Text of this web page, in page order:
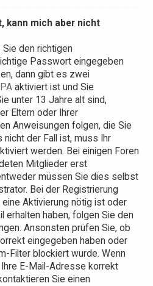
kann mich aber nicht
den richtigen
Passwort eingegeben
dann gibt es zwei
aktiviert ist und Sie
unter 13 Jahre alt sind,
Eltern oder Ihrer
Anweisungen folgen, die Sie
nicht der Fall ist, muss Ihr
werden. Bei einigen Foren
Mitglieder erst
müssen Sie dies selbst
Bei der Registrierung
Aktivierung nötig ist oder
erhalten haben, folgen Sie den
Ansonsten prüfen Sie, ob
eingegeben haben oder
Filter blockiert wurde. Wenn
E-Mail-Adresse korrekt
Sie einen